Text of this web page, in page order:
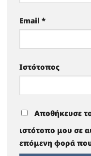
Email *
Ιστότοπος
Αποθήκευσε
ιστότοπο μου σε
επόμενη φορά